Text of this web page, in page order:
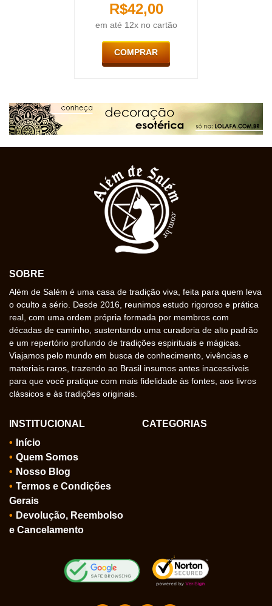
R$42,00
em até 12x no cartão
COMPRAR
SOBRE
Além de Salém é uma casa de tradição viva, feita para quem leva
o oculto a sério. Desde 2016, reunimos estudo rigoroso e prática
real, com uma ordem própria formada por membros com
décadas de caminho, sustentando uma curadoria de alto padrão
e um repertório profundo de tradições espirituais e mágicas.
Viajamos pelo mundo em busca de conhecimento, vivências e
materiais raros, trazendo ao Brasil insumos antes inacessíveis
para que você pratique com mais fidelidade às fontes, aos livros
clássicos e às tradições originais.
INSTITUCIONAL
Início
Quem Somos
Nosso Blog
Termos e Condições
Gerais
Devolução, Reembolso
e Cancelamento
CATEGORIAS